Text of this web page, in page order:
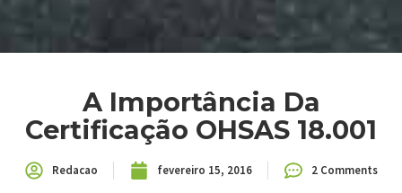
A Importância Da
Certificação OHSAS 18.001
Redacao fevereiro 15, 2016 2 Comments